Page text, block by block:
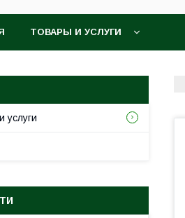
ТОВАРЫ И УСЛУГИ
услуги